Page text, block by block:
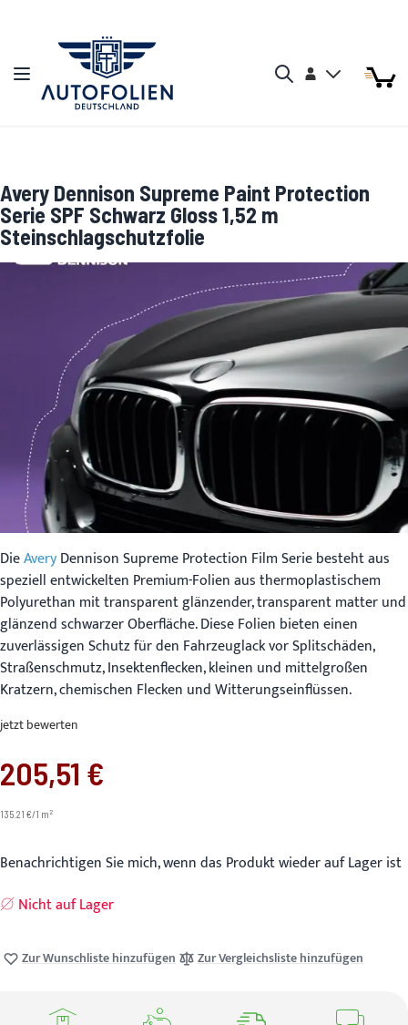
Navigation umschalten Konto Mein
DieAveryDennison Supreme Protection Film Serie besteht aus
speziell entwickelten Premium-Folien aus thermoplastischem
Polyurethan mit transparent glänzender, transparent matter und
glänzend schwarzer Oberfläche. Diese Folien bieten einen
zuverlässigen Schutz für den Fahrzeuglack vor Splitschäden,
Straßenschmutz, Insektenflecken, kleinen und mittelgroßen
Kratzern, chemischen Flecken und Witterungseinflüssen.
Avery Dennison Supreme Paint Protection
Serie SPF Schwarz Gloss 1,52 m
Steinschlagschutzfolie
jetzt bewerten
205,51 €
135.21 €/1 m2
Benachrichtigen Sie mich, wenn das Produkt wieder auf Lager ist
Nicht auf Lager
Zur Wunschliste hinzufügen Zur Vergleichsliste hinzufügen